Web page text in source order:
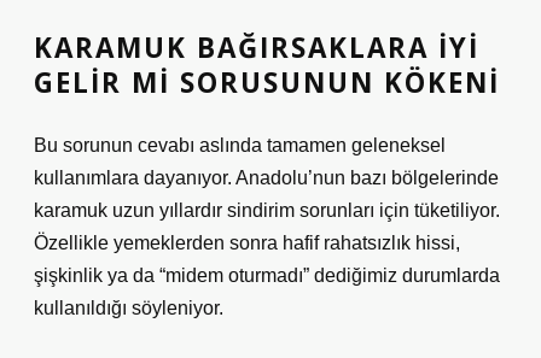
KARAMUK BAĞIRSAKLARA IYI
GELIR MI SORUSUNUN KÖKENI
Bu sorunun cevabı aslında tamamen geleneksel
kullanımlara dayanıyor. Anadolu’nun bazı bölgelerinde
karamuk uzun yıllardır sindirim sorunları için tüketiliyor.
Özellikle yemeklerden sonra hafif rahatsızlık hissi,
şişkinlik ya da “midem oturmadı” dediğimiz durumlarda
kullanıldığı söyleniyor.